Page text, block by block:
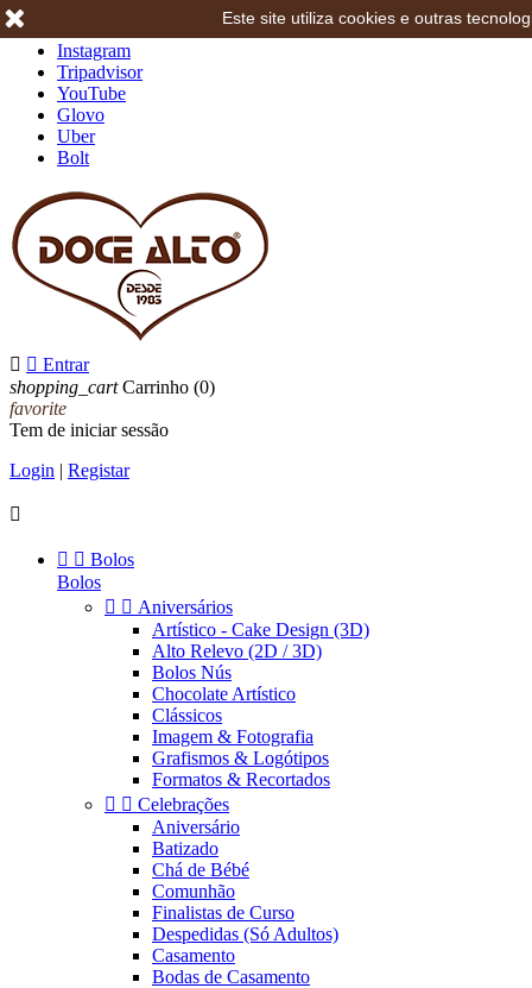
Instagram
Tripadvisor
YouTube
Glovo
Uber
Bolt
  Entrar
shopping_cart Carrinho (0)
favorite
Tem de iniciar sessão
Login | Registar

  Bolos
Bolos
  Aniversários
Artístico - Cake Design (3D)
Alto Relevo (2D / 3D)
Bolos Nús
Chocolate Artístico
Clássicos
Imagem & Fotografia
Grafismos & Logótipos
Formatos & Recortados
  Celebrações
Aniversário
Batizado
Chá de Bébé
Comunhão
Finalistas de Curso
Despedidas (Só Adultos)
Casamento
Bodas de Casamento
Este site utiliza cookies e outras